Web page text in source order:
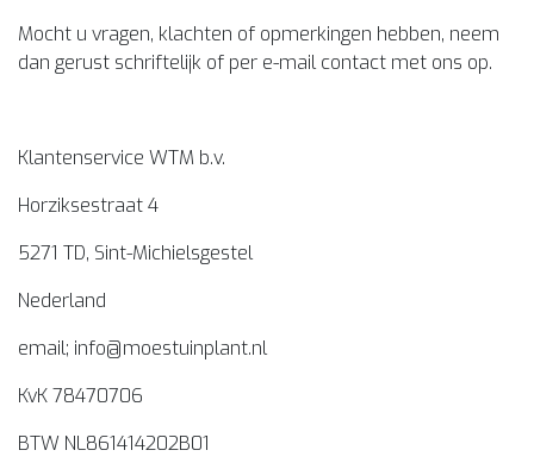
Mocht u vragen, klachten of opmerkingen hebben, neem
dan gerust schriftelijk of per e-mail contact met ons op.
Klantenservice WTM b.v.
Horziksestraat 4
5271 TD, Sint-Michielsgestel
Nederland
email; info@moestuinplant.nl
KvK 78470706
BTW NL861414202B01